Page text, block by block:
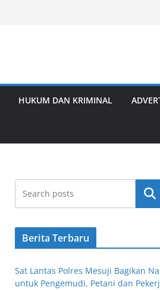
HUKUM DAN KRIMINAL
Cari
Berita Terbaru
Sat Lantas Polres Mesuji Bagikan
untuk Pengemudi, Petani dan